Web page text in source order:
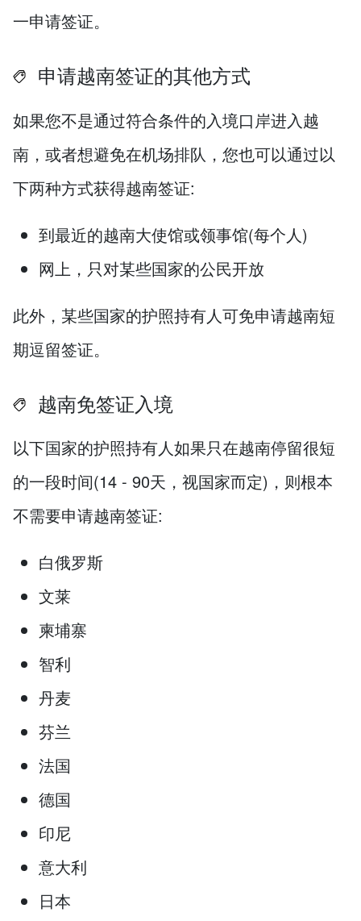
一申请签证。
申请越南签证的其他方式
如果您不是通过符合条件的入境口岸进入越
南，或者想避免在机场排队，您也可以通过以
下两种方式获得越南签证:
到最近的越南大使馆或领事馆(每个人)
网上，只对某些国家的公民开放
此外，某些国家的护照持有人可免申请越南短
期逗留签证。
越南免签证入境
以下国家的护照持有人如果只在越南停留很短
的一段时间(14 - 90天，视国家而定)，则根本
不需要申请越南签证:
白俄罗斯
文莱
柬埔寨
智利
丹麦
芬兰
法国
德国
印尼
意大利
日本